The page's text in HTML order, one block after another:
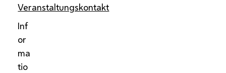
Veranstaltungskontakt
Inf
or
ma
tio